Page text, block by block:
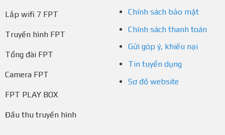
Lắp wifi 7 FPT
Truyền hình FPT
Tổng đài FPT
Camera FPT
FPT PLAY BOX
Đầu thu truyền hình
Chính sách bảo mật
Chính sách thanh toán
Gửi góp ý, khiếu nại
Tin tuyển dụng
Sơ đồ website